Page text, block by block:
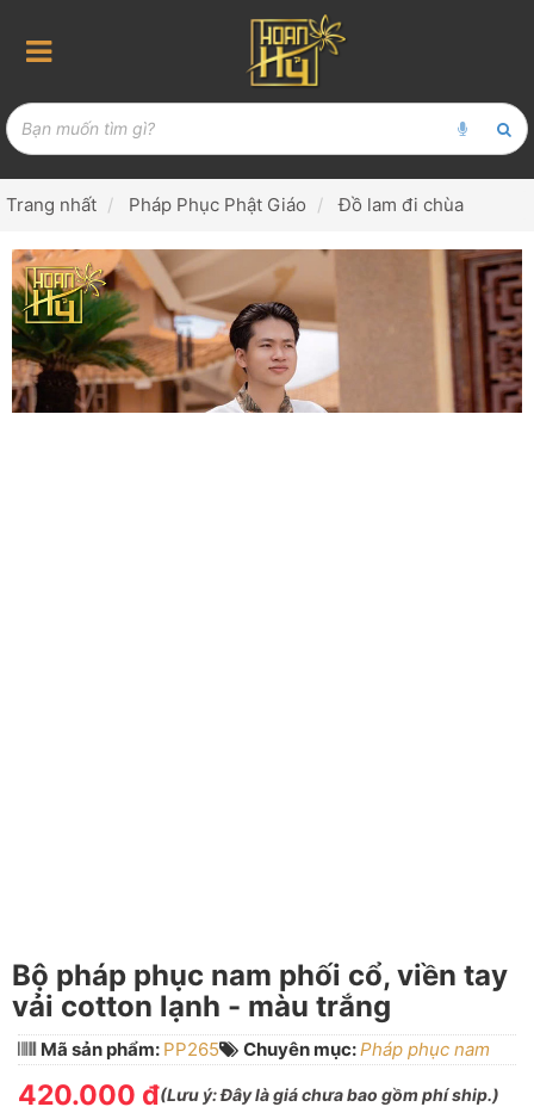
Trang nhất Pháp Phục Phật Giáo Đồ lam đi chùa
Bộ pháp phục nam phối cổ, viền tay
vải cotton lạnh - màu trắng
Mã sản phẩm: PP265 Chuyên mục:Pháp phục nam
420.000 đ(Lưu ý:Đây là giá chưa bao gồm phí ship.)